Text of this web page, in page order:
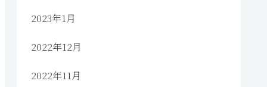
2023年1月
2022年12月
2022年11月